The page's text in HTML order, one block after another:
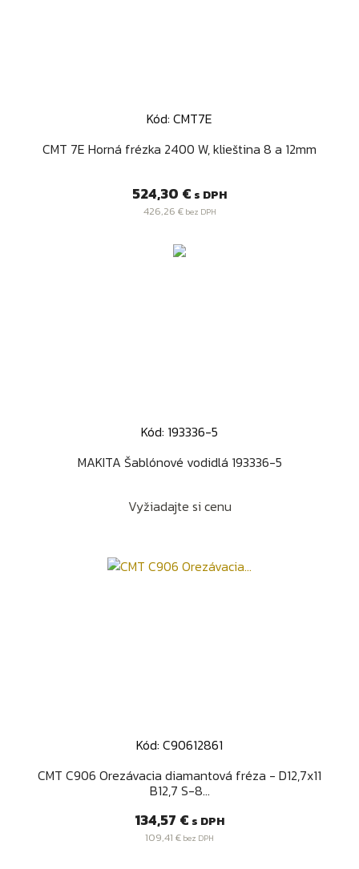
Kód: CMT7E
CMT 7E Horná frézka 2400 W, klieština 8 a 12mm
Cena
524,30 € s DPH
426,26 €bez DPH
Kód: 193336-5
MAKITA Šablónové vodidlá 193336-5
Vyžiadajte si cenu
Kód: C90612861
CMT C906 Orezávacia diamantová fréza - D12,7x11
B12,7 S-8...
Cena
134,57 € s DPH
109,41 € bez DPH